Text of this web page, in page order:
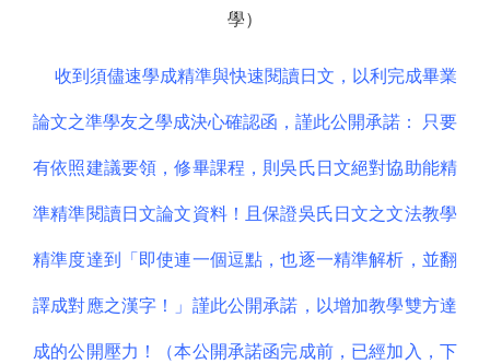
學）
收到須儘速學成精準與快速閱讀日文，以利完成畢業
論文之準學友之學成決心確認函，謹此公開承諾： 只要
有依照建議要領，修畢課程，則吳氏日文絕對協助能精
準精準閱讀日文論文資料！且保證吳氏日文之文法教學
精準度達到「即使連一個逗點，也逐一精準解析，並翻
譯成對應之漢字！」謹此公開承諾，以增加教學雙方達
成的公開壓力！（本公開承諾函完成前，已經加入，下